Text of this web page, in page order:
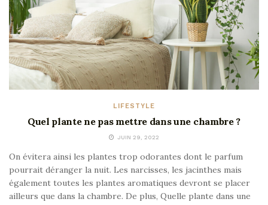
LIFESTYLE
Quel plante ne pas mettre dans une chambre ?
JUIN 29, 2022
On évitera ainsi les plantes trop odorantes dont le parfum
pourrait déranger la nuit. Les narcisses, les jacinthes mais
également toutes les plantes aromatiques devront se placer
ailleurs que dans la chambre. De plus, Quelle plante dans une